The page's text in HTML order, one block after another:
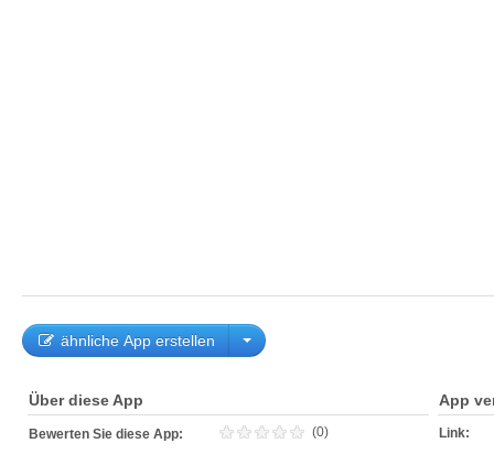
ähnliche App erstellen
Über diese App
Bewerten Sie diese App: (0)
App
Link: